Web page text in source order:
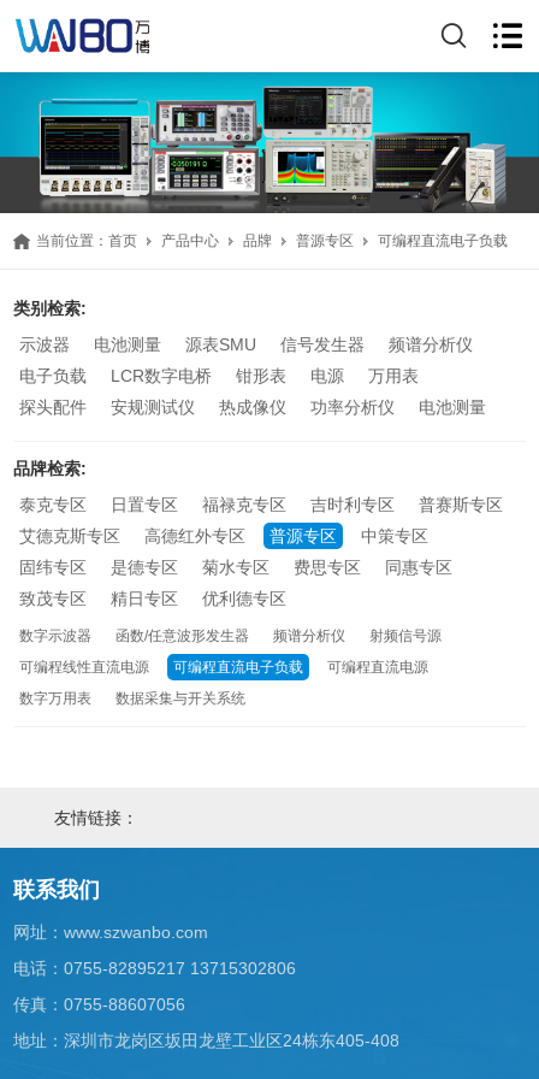
当前位置：首页 产品中心 品牌 普源专区 可编程直流电子负载
类别检索:
示波器
电池测量 源表SMU 信号发生器
频谱分析仪
电子负载
LCR数字电桥 钳形表 电源
万用表
探头配件
安规测试仪 热成像仪 功率分析仪 电池测量
品牌检索:
泰克专区
日置专区 福禄克专区 吉时利专区
普赛斯专区
艾德克斯专区
高德红外专区 普源专区
中策专区
固纬专区
是德专区 菊水专区 费思专区
同惠专区
致茂专区
精日专区 优利德专区
数字示波器 函数/任意波形发生器 频谱分析仪
射频信号源
可编程线性直流电源
可编程直流电子负载
可编程直流电源
数字万用表
数据采集与开关系统
友情链接：
联系我们
网址：www.szwanbo.com
电话：0755-82895217 13715302806
传真：0755-88607056
地址：深圳市龙岗区坂田龙壁工业区24栋东405-408